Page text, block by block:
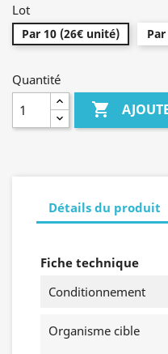
Lot
Par 10 (26€ unité)
Quantité

Détails du produit
Fiche technique
Conditionnement
Organisme cible